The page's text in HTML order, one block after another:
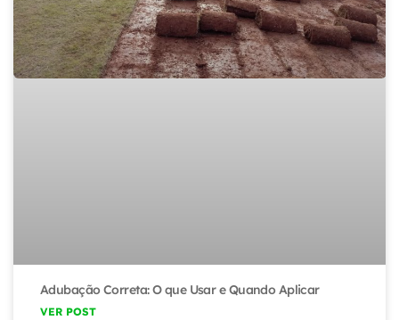
Adubação Correta: O que Usar e Quando Aplicar
VER POST